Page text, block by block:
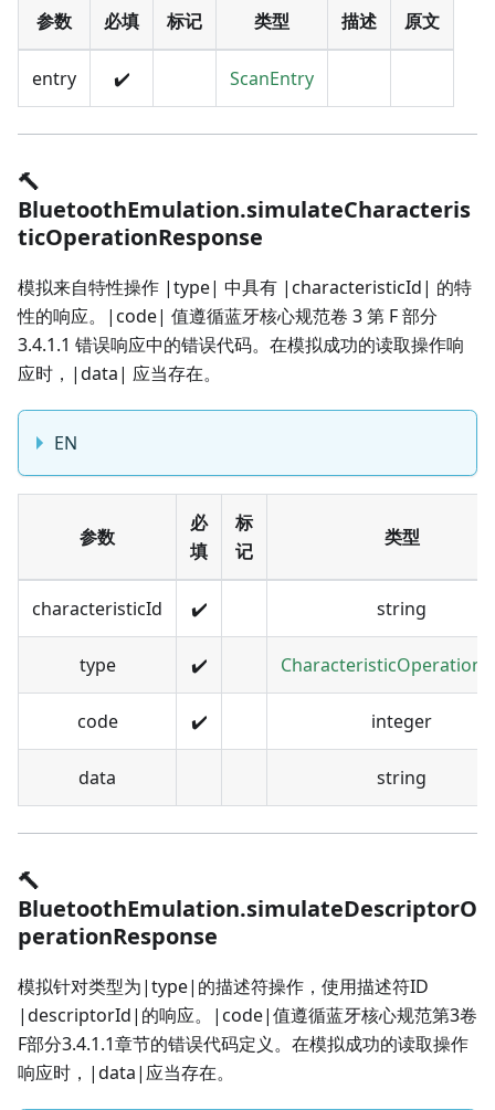
参数 必填 标记 类型 描述 原文
entry ✔️ ScanEntry
🔨
BluetoothEmulation.simulateCharacteris
ticOperationResponse
模拟来自特性操作 |type| 中具有 |characteristicId| 的特
性的响应。|code| 值遵循蓝牙核心规范卷 3 第 F 部分
3.4.1.1 错误响应中的错误代码。在模拟成功的读取操作响
应时，|data| 应当存在。
EN
参数
必
填
标
记
类型
characteristicId ✔️ string
type ✔️
code ✔️ integer
data string
🔨
BluetoothEmulation.simulateDescriptorO
perationResponse
模拟针对类型为|type|的描述符操作，使用描述符ID
|descriptorId|的响应。|code|值遵循蓝牙核心规范第3卷
F部分3.4.1.1章节的错误代码定义。在模拟成功的读取操作
响应时，|data|应当存在。